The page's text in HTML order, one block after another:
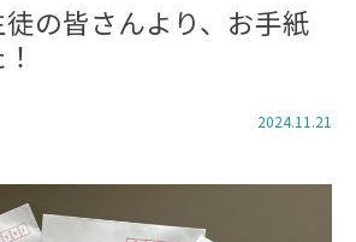
の皆さんより、お手紙
2024.11.21